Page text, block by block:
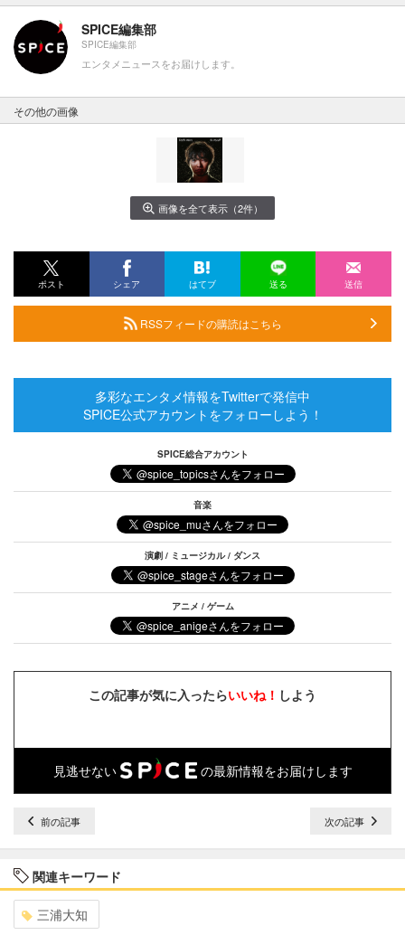
SPICE編集部
SPICE編集部
エンタメニュースをお届けします。
その他の画像
画像を全て表示（2件）
ポスト シェア はてブ 送る 送信
RSSフィードの購読はこちら
多彩なエンタメ情報をTwitterで発信中
SPICE公式アカウントをフォローしよう！
SPICE総合アカウント
音楽
演劇 / ミュージカル / ダンス
アニメ / ゲーム
この記事が気に入ったらいいね！ しよう
見逃せない の最新情報をお届けします
前の記事 次の記事
関連キーワード
三浦大知